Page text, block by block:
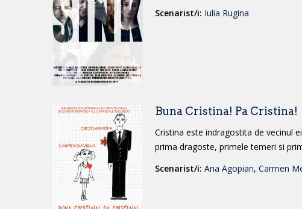
Scenarist/i: Iulia Rugina
Buna Cristina! Pa Cristina!
Cristina este indragostita de vecinul
prima dragoste, primele temeri si
Scenarist/i: Ana Agopian, Carmen